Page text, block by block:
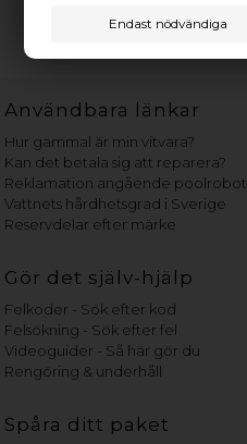
Användbara länkar
Hur gammal är min vitvara?
Kan det betala sig att reparera?
Reklamation angående poolrobot
Vattnets hårdhetsgrad i Sverige
Reservdelar efter märke
Gör det själv-hjälp
Felkoder - Sök efter kod
Felsökning - Sök efter fel
Videoguider - Så här gör du
Rengöring & underhåll
Spåra ditt paket